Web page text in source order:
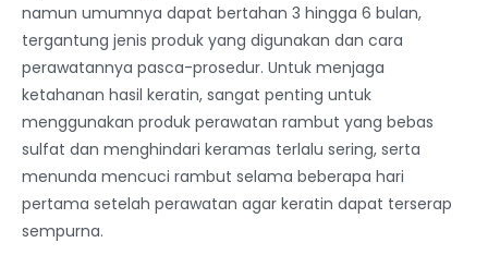
namun umumnya dapat bertahan 3 hingga 6 bulan,
tergantung jenis produk yang digunakan dan cara
perawatannya pasca-prosedur. Untuk menjaga
ketahanan hasil keratin, sangat penting untuk
menggunakan produk perawatan rambut yang bebas
sulfat dan menghindari keramas terlalu sering, serta
menunda mencuci rambut selama beberapa hari
pertama setelah perawatan agar keratin dapat terserap
sempurna.